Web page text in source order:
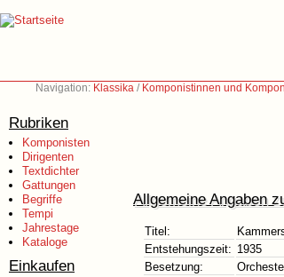
Navigation: Klassika / Komponistinnen und
Rubriken
Komponisten
Dirigenten
Textdichter
Gattungen
Begriffe
Tempi
Jahrestage
Kataloge
Einkaufen
Allgemeine Angaben
Titel:
Entstehungszeit: 1935
Besetzung: